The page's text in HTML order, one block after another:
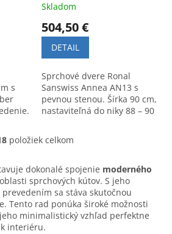
s
Skladom
504,50 €
DETAIL
Sprchové dvere Ronal
Sanswiss Annea AN13 s
pevnou stenou. Šírka 90 cm,
nastaviteľná do niky 88 – 90
prvotriedna kvalita pre vašu
kúpeľňu.
O
l
á
d
a
c
i
položiek celkom
dokonalé spojenie moderného
sprchových kútov. S jeho
prevedením sa stáva skutočnou
Tento rad ponúka široké možnosti
minimalistický vzhľad perfektne
interiéru.